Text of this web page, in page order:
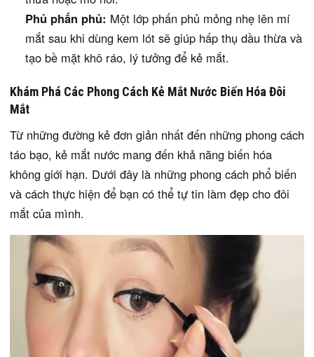
Phủ phấn phủ: Một lớp phấn phủ mỏng nhẹ lên mí
mắt sau khi dùng kem lót sẽ giúp hấp thụ dầu thừa và
tạo bề mặt khô ráo, lý tưởng để kẻ mắt.
Khám Phá Các Phong Cách Kẻ Mắt Nước Biến Hóa Đôi
Mắt
Từ những đường kẻ đơn giản nhất đến những phong cách
táo bạo, kẻ mắt nước mang đến khả năng biến hóa
không giới hạn. Dưới đây là những phong cách phổ biến
và cách thực hiện để bạn có thể tự tin làm đẹp cho đôi
mắt của mình.